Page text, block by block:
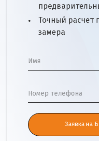
Точный расчет
замера
Имя
Номер телефона
Заявка на